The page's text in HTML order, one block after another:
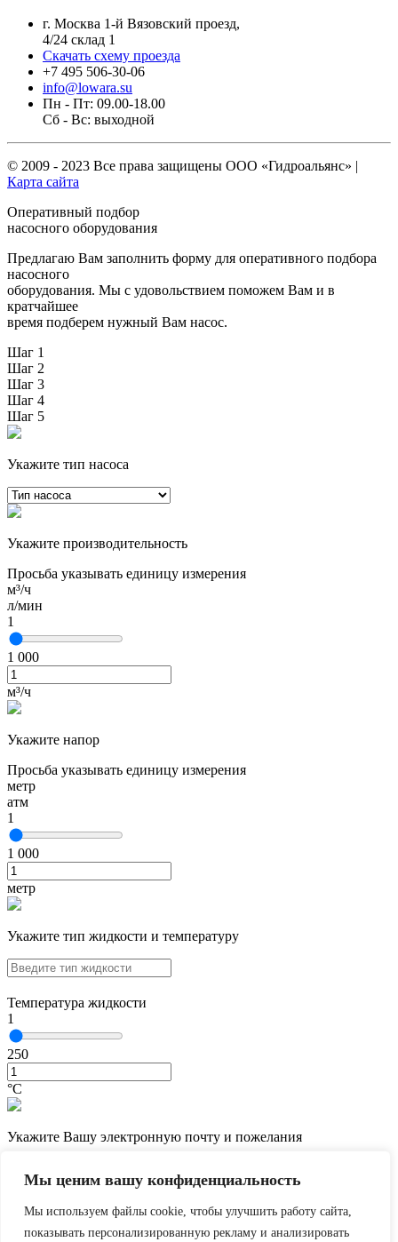
Мы ценим вашу конфиденциальность
Мы используем файлы cookie, чтобы улучшить работу сайта,
показывать персонализированную рекламу и анализировать
г. Москва 1-й Вязовский проезд,
4/24 склад 1
Скачать схему проезда
+7 495 506-30-06
info@lowara.su
Пн - Пт: 09.00-18.00
Сб - Вс: выходной
© 2009 - 2023 Все права защищены ООО «Гидроальянс» |
Карта сайта
Оперативный подбор
насосного оборудования
Предлагаю Вам заполнить форму для оперативного подбора
насосного
оборудования. Мы с удовольствием поможем Вам и в
кратчайшее
время подберем нужный Вам насос.
Шаг 1
Шаг 2
Шаг 3
Шаг 4
Шаг 5
Укажите тип насоса
Укажите производительность
Просьба указывать единицу измерения
м³/ч
л/мин
1
1 000
м³/ч
Укажите напор
Просьба указывать единицу измерения
метр
атм
1
1 000
метр
Укажите тип жидкости и температуру
Температура жидкости
1
250
°С
Укажите Вашу электронную почту и пожелания